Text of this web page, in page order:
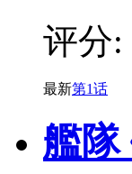
评分:
最新第1话
艦隊